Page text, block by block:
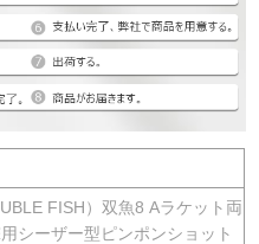
FISH）双魚8 Aラケット両
シーザー型ピンポンショット